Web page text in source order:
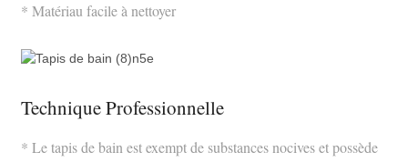
* Matériau facile à nettoyer
Technique Professionnelle
* Le tapis de bain est exempt de substances nocives et possède